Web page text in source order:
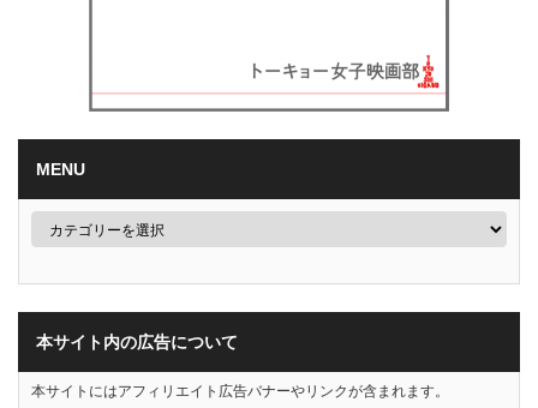
MENU
本サイト内の広告について
本サイトにはアフィリエイト広告バナーやリンクが含まれます。